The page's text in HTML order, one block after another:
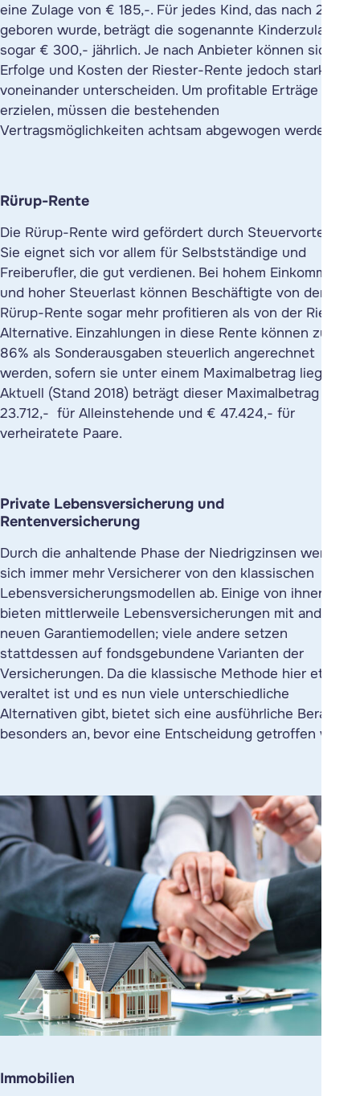
eine Zulage von € 185,-. Für jedes Kind, das nach 2007
geboren wurde, beträgt die sogenannte Kinderzulage
sogar € 300,- jährlich. Je nach Anbieter können sich
Erfolge und Kosten der Riester-Rente jedoch stark
voneinander unterscheiden. Um profitable Erträge zu
erzielen, müssen die bestehenden
Vertragsmöglichkeiten achtsam abgewogen werden.
Rürup-Rente
Die Rürup-Rente wird gefördert durch Steuervorteile.
Sie eignet sich vor allem für Selbstständige und
Freiberufler, die gut verdienen. Bei hohem Einkommen
und hoher Steuerlast können Beschäftigte von der
Rürup-Rente sogar mehr profitieren als von der Riester-
Alternative. Einzahlungen in diese Rente können zu
86% als Sonderausgaben steuerlich angerechnet
werden, sofern sie unter einem Maximalbetrag liegen.
Aktuell (Stand 2018) beträgt dieser Maximalbetrag €
23.712,- für Alleinstehende und € 47.424,- für
verheiratete Paare.
Private Lebensversicherung und
Rentenversicherung
Durch die anhaltende Phase der Niedrigzinsen wenden
sich immer mehr Versicherer von den klassischen
Lebensversicherungsmodellen ab. Einige von ihnen
bieten mittlerweile Lebensversicherungen mit anderen,
neuen Garantiemodellen; viele andere setzen
stattdessen auf fondsgebundene Varianten der
Versicherungen. Da die klassische Methode hier etwas
veraltet ist und es nun viele unterschiedliche
Alternativen gibt, bietet sich eine ausführliche Beratung
besonders an, bevor eine Entscheidung getroffen wird.
Immobilien